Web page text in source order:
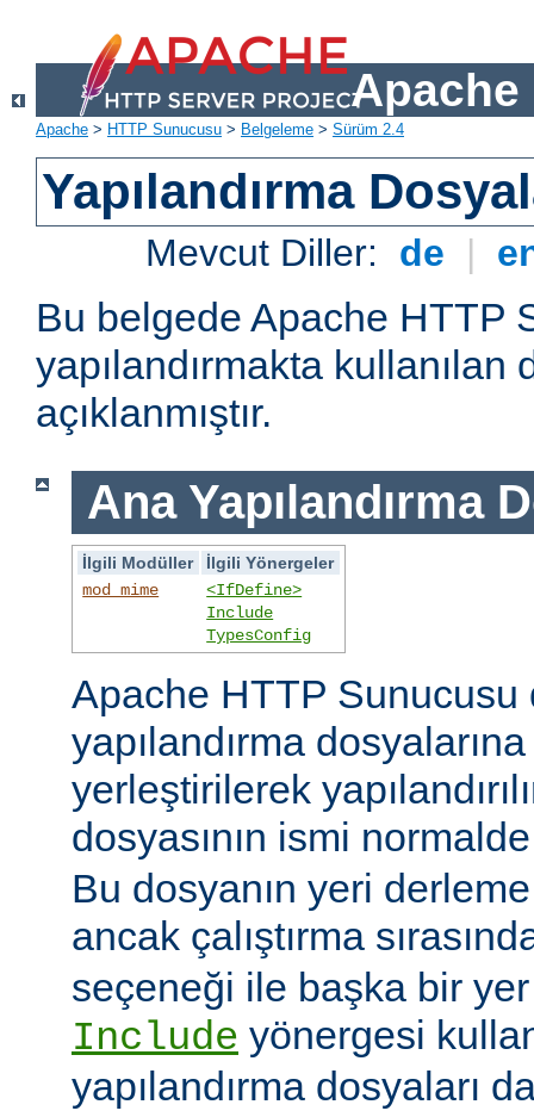
Apache
Apache > HTTP Sunucusu > Belgeleme > Sürüm 2.4
Yapılandırma
Mevcut Diller: de |
Bu belgede Apache HTTP
yapılandırmakta kullanılan
açıklanmıştır.
Ana Yapılandırma
İlgili Modüller
İlgili Yönergeler
mod_mime
<IfDefine>
Include
TypesConfig
Apache HTTP Sunucusu
yapılandırma
yerleştirilerek
dosyasının ismi
Bu dosyanın yeri
ancak çalıştırma
seçeneği ile başka bir
Include yönergesi
yapılandırma dosyaları